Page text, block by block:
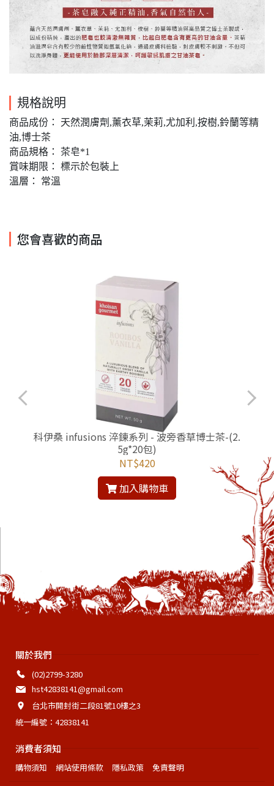
規格說明
商品成份： 天然潤膚劑,薰衣草,茉莉,尤加利,按樹,鈴蘭等精
油,博士茶
商品規格： 茶皂*1
賞味期限： 標示於包裝上
溫層： 常溫
您會喜歡的商品
科伊桑 infusions 淬鍊系列 - 波旁香草博士茶-(2.
5g*20包)
NT$420
加入購物車
關於我們
(02)2799-3280
hst42838141@gmail.com
台北市開封街二段81號10樓之3
統一編號：42838141
消費者須知
購物須知 網站使用條款 隱私政策 免責聲明